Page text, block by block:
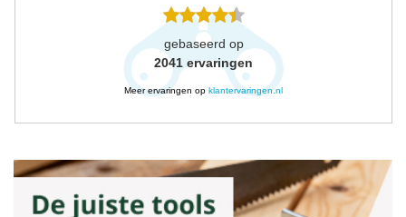
gebaseerd op
2041 ervaringen
Meer ervaringen op klantervaringen.nl